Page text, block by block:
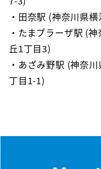
・田奈駅 (神奈川県
・たまプラーザ駅 (
丘1丁目3)
・あざみ野駅 (神奈
丁目1-1)